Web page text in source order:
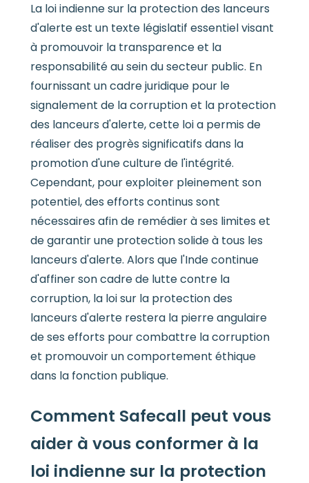
La loi indienne sur la protection des lanceurs
d'alerte est un texte législatif essentiel visant
à promouvoir la transparence et la
responsabilité au sein du secteur public. En
fournissant un cadre juridique pour le
signalement de la corruption et la protection
des lanceurs d'alerte, cette loi a permis de
réaliser des progrès significatifs dans la
promotion d'une culture de l'intégrité.
Cependant, pour exploiter pleinement son
potentiel, des efforts continus sont
nécessaires afin de remédier à ses limites et
de garantir une protection solide à tous les
lanceurs d'alerte. Alors que l'Inde continue
d'affiner son cadre de lutte contre la
corruption, la loi sur la protection des
lanceurs d'alerte restera la pierre angulaire
de ses efforts pour combattre la corruption
et promouvoir un comportement éthique
dans la fonction publique.
Comment Safecall peut vous
aider à vous conformer à la
loi indienne sur la protection